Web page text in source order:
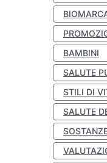
BAMBINI
SALUTE
STILI DI
SALUTE